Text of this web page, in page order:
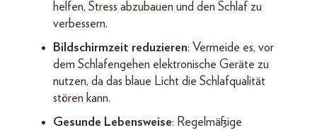
helfen, Stress abzubauen und den Schlaf zu
verbessern.
Bildschirmzeit reduzieren: Vermeide es, vor
dem Schlafengehen elektronische Geräte zu
nutzen, da das blaue Licht die Schlafqualität
stören kann.
Gesunde Lebensweise: Regelmäßige